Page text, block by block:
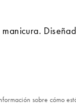
sobre cómo